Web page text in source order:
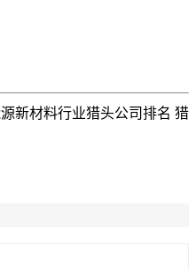
新材料行业猎头公司排名 猎